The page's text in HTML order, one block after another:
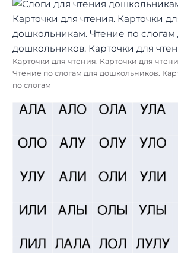
Карточки для чтения. Карточки для
Чтение по слогам для дошкольников.
по слогам